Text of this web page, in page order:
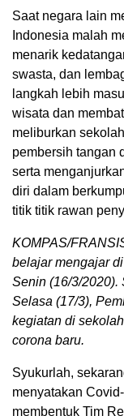
Saat negara lain
Indonesia malah
menarik
swasta, dan
langkah lebih
wisata dan
meliburkan
pembersih tangan
serta
diri dalam
titik titik rawan
KOMPAS/
belajar mengajar
Senin (16/3/2020).
Selasa (17/3),
kegiatan di
corona baru.
Syukurlah,
menyatakan
membentuk Tim